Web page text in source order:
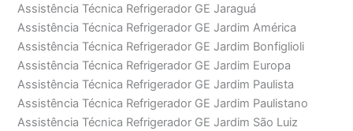
Assistência Técnica Refrigerador GE Jaraguá
Assistência Técnica Refrigerador GE Jardim América
Assistência Técnica Refrigerador GE Jardim Bonfiglioli
Assistência Técnica Refrigerador GE Jardim Europa
Assistência Técnica Refrigerador GE Jardim Paulista
Assistência Técnica Refrigerador GE Jardim Paulistano
Assistência Técnica Refrigerador GE Jardim São Luiz